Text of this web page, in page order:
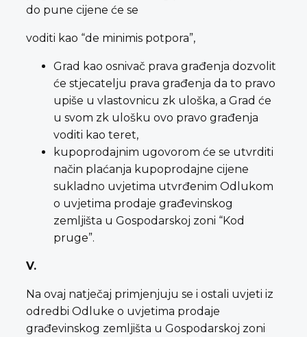
do pune cijene će se
voditi kao “de minimis potpora”,
Grad kao osnivač prava građenja dozvolit
će stjecatelju prava građenja da to pravo
upiše u vlastovnicu zk uloška, a Grad će
u svom zk ulošku ovo pravo građenja
voditi kao teret,
kupoprodajnim ugovorom će se utvrditi
način plaćanja kupoprodajne cijene
sukladno uvjetima utvrđenim Odlukom
o uvjetima prodaje građevinskog
zemljišta u Gospodarskoj zoni “Kod
pruge”.
V.
Na ovaj natječaj primjenjuju se i ostali uvjeti iz
odredbi Odluke o uvjetima prodaje
građevinskog zemljišta u Gospodarskoj zoni